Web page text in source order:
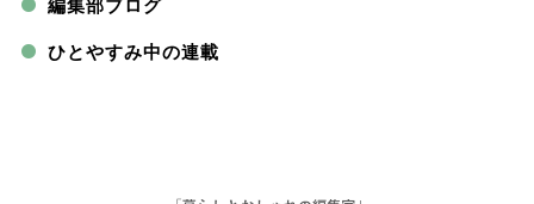
編集部ブログ
ひとやすみ中の連載